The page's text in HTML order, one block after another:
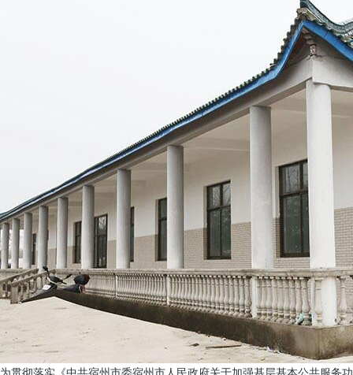
为贯彻落实《中共宿州市委宿州市人民政府关于加强基层基本公共服务功